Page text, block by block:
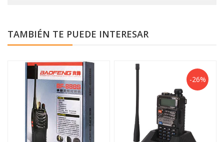
TAMBIÉN TE PUEDE INTERESAR
-26%